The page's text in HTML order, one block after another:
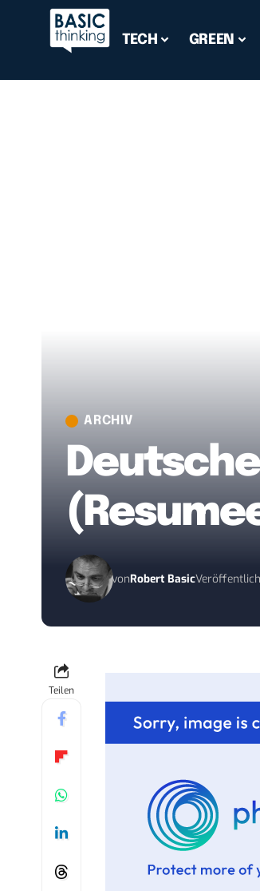
TECH GREEN
ARCHIV
vonRobert Basic
Teilen